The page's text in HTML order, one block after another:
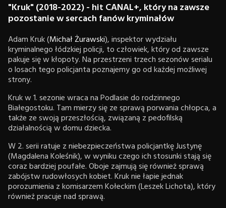
"Kruk" (2018-2022) - hit CANAL+, który na zawsze
pozostanie w sercach fanów kryminałów
Adam Kruk (Michał Żurawski), inspektor wydziału
kryminalnego łódzkiej policji, to człowiek, który od zawsze
pakuje się w kłopoty. Na przestrzeni trzech sezonów serialu
o losach tego policjanta poznajemy go od każdej możliwej
strony.
Kruk w 1. sezonie wraca na Podlasie do rodzinnego
Białegostoku. Tam mierzy się ze sprawą porwania chłopca, a
także ze swoją przeszłością, związaną z pedofilską
działalnością w domu dziecka.
W 2. serii ratuje z niebezpieczeństwa policjantkę Justynę
(Magdalena Koleśnik), w wyniku czego ich stosunki stają się
coraz bardziej poufałe. Oboje zajmują się również sprawą
zabójstw rudowłosych kobiet. Kruk nie łapie jednak
porozumienia z komisarzem Kołeckim (Leszek Lichota), który
również pracuje nad sprawą.